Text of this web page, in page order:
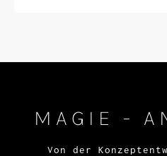
MAGIE -
Von der